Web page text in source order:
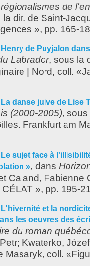
de
la dir. de Saint-
», pp. 165-
Henry de Puyjalon
Labrador, sous la
| Nord, coll.
La danse juive de Lise
(2000-2005),
. Frankfurt am
Le sujet face à
», dans
Caland, Fabienne
», pp. 195-
L'hivernité et la
les oeuvres des
du roman
; Kwaterko, Józef
Masaryk, coll.